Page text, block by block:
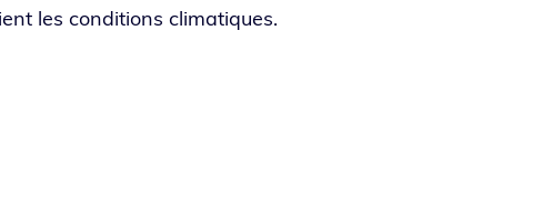
les condi­tions climatiques.